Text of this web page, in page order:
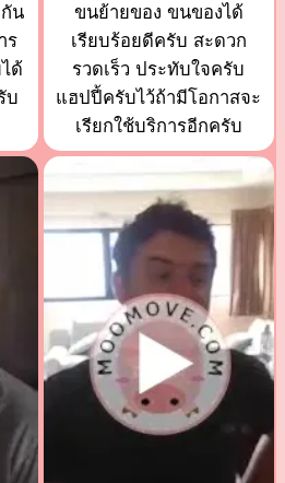
น
ร
ด้
บ
ขนย้ายของ ขนของได้
เรียบร้อยดีครับ สะดวก
รวดเร็ว ประทับใจครับ
แฮปปี้ครับไว้ถ้ามีโอกาสจะ
เรียกใช้บริการอีกครับ